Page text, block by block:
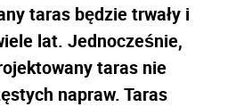
taras będzie trwały i
lat. Jednocześnie,
taras nie
napraw. Taras